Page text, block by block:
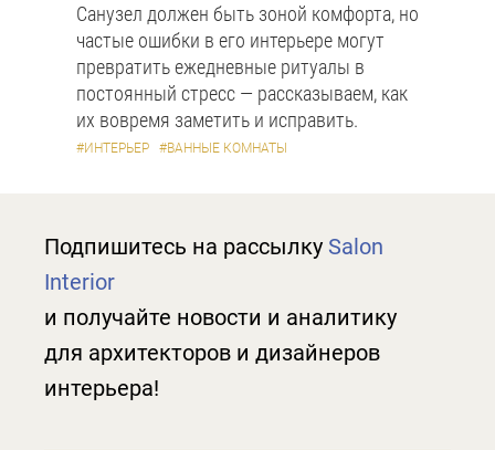
Санузел должен быть зоной комфорта, но
частые ошибки в его интерьере могут
превратить ежедневные ритуалы в
постоянный стресс — рассказываем, как
их вовремя заметить и исправить.
#ИНТЕРЬЕР #ВАННЫЕ КОМНАТЫ
Подпишитесь на рассылку Salon
Interior
и получайте новости и аналитику
для архитекторов и дизайнеров
интерьера!